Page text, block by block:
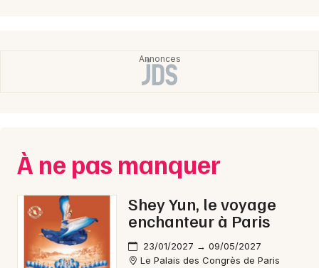
À ne pas manquer
Shey Yun, le voyage
enchanteur à Paris
23/01/2027 → 09/05/2027
Le Palais des Congrès de Paris